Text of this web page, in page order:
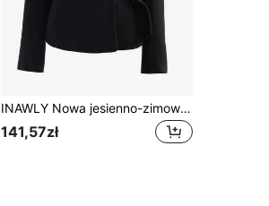
INAWLY Nowa jesienno-zimowa damska luźna kurtka casualowa z czarnym paskiem
141,57zł